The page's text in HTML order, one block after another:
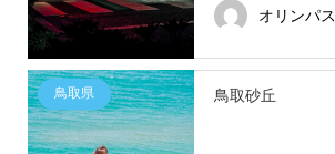
オリンパス
鳥取県 鳥取砂丘